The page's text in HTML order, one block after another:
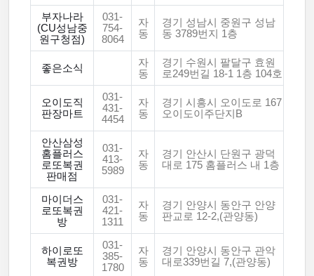
부자나라
(CU성남중
원구청점)
031-
754-
8064
자
동
경기 성남시 중원구 성남
동 3789번지 1층
좋은소식
자
동
경기 수원시 팔달구 효원
로249번길 18-1 1층 104호
오이도직
판장마트
031-
431-
4454
자
동
경기 시흥시 오이도로 167
오이도이주단지B
안산삼성
홈플러스
로또복권
판매점
031-
413-
5989
자
동
경기 안산시 단원구 광덕
대로 175 홈플러스 내 1층
마이더스
로또복권
방
031-
421-
1311
자
동
경기 안양시 동안구 안양
판교로 12-2,(관양동)
하이로또
복권방
031-
385-
1780
자
동
경기 안양시 동안구 관악
대로339번길 7,(관양동)